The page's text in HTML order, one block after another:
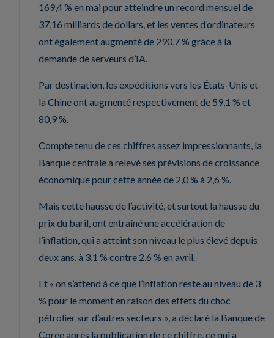
169,4 % en mai pour atteindre un record mensuel de
37,16 milliards de dollars, et les ventes d’ordinateurs
ont également augmenté de 290,7 % grâce à la
demande de serveurs d’IA.
Par destination, les expéditions vers les États-Unis et
la Chine ont augmenté respectivement de 59,1 % et
80,9 %.
Compte tenu de ces chiffres assez impressionnants, la
Banque centrale a relevé ses prévisions de croissance
économique pour cette année de 2,0 % à 2,6 %.
Mais cette hausse de l’activité, et surtout la hausse du
prix du baril, ont entraîné une accélération de
l’inflation, qui a atteint son niveau le plus élevé depuis
deux ans, à 3,1 % contre 2,6 % en avril.
Et « on s’attend à ce que l’inflation reste au niveau de 3
% pour le moment en raison des effets du choc
pétrolier sur d’autres secteurs », a déclaré la Banque de
Corée après la publication de ce chiffre, ce qui a